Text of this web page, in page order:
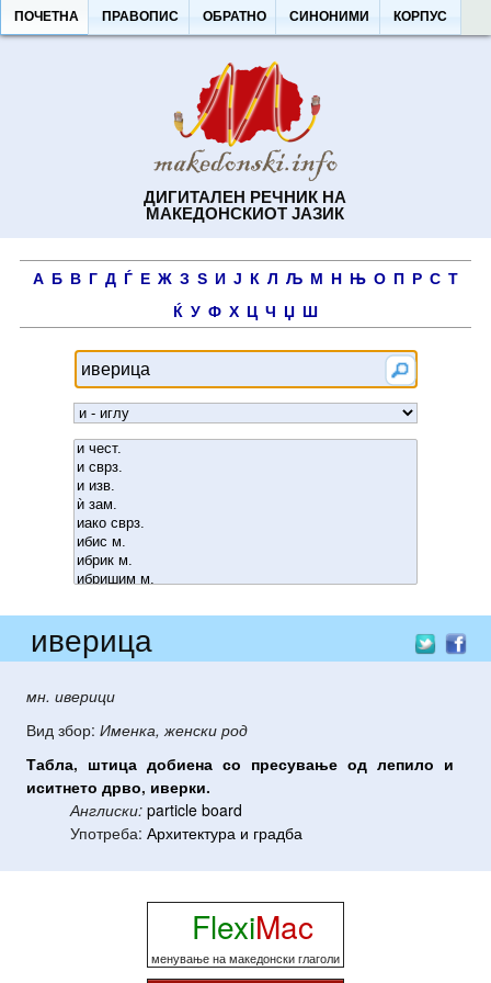
ДИГИТАЛЕН РЕЧНИК НА
МАКЕДОНСКИОТ ЈАЗИК
ПОЧЕТНА ПРАВОПИС ОБРАТНО СИНОНИМИ КОРПУС
А Б В Г Д Ѓ Е Ж З Ѕ И Ј К Л Љ М Н Њ О П Р С Т
Ќ У Ф Х Ц Ч Џ Ш
иверица
мн. иверици
Вид збор: Именка, женски род
Табла, штица добиена со пресување од лепило и
иситнето дрво, иверки.
Англиски: particle board
Употреба: Архитектура и градба
FlexiMac
менување на македонски глаголи